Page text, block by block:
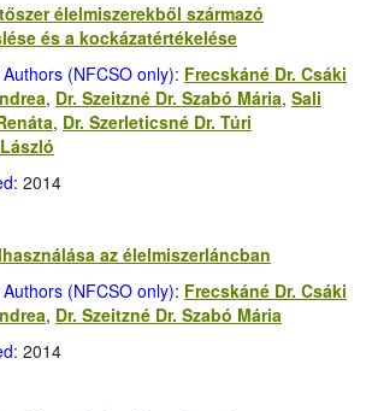
élelmiszerekből származó
és a kockázatértékelése
(NFCSO only): Frecskáné Dr. Csáki
, Dr. Szeitzné Dr. Szabó Mária, Sali
, Dr. Szerleticsné Dr. Túri
: 2014
az élelmiszerláncban
(NFCSO only): Frecskáné Dr. Csáki
, Dr. Szeitzné Dr. Szabó Mária
: 2014